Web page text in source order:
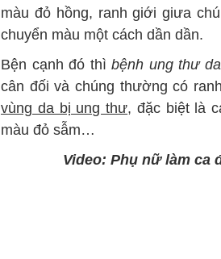
màu đỏ hồng, ranh giới giưa
chuyển màu một cách dần dần.
Bện cạnh đó thìbệnh ung thư da
cân đối và chúng thường có
vùng da bị ung thư, đặc biệt là
màu đỏ sẫm…
Video: Phụ nữ làm ca